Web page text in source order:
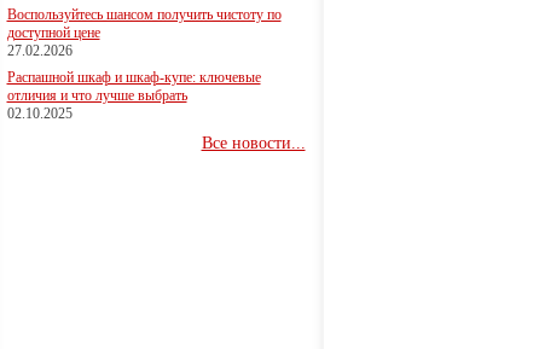
Воспользуйтесь шансом получить чистоту по
доступной цене
27.02.2026
Распашной шкаф и шкаф-купе: ключевые
отличия и что лучше выбрать
02.10.2025
Все новости...